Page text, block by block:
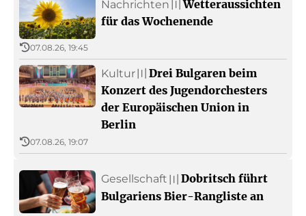
BNR-ArchivfondsNachrichten 〣 Wetteraussichten
für das Wochenende
07.08.26, 19:45
Kultur 〣 Drei Bulgaren beim
Konzert des Jugendorchesters
der Europäischen Union in
Berlin
07.08.26, 19:07
Gesellschaft 〣 Dobritsch führt
Bulgariens Bier-Rangliste an